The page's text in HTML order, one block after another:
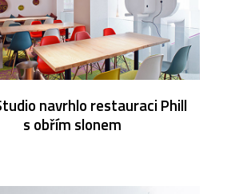
navrhlo restauraci Phill
s obřím slonem